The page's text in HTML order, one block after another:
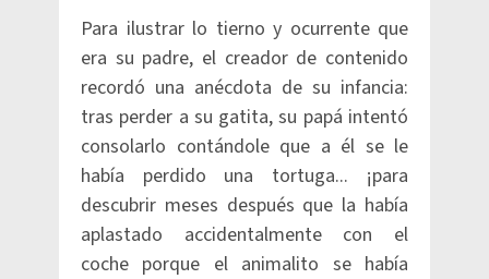
Para ilustrar lo tierno y ocurrente que
era su padre, el creador de contenido
recordó una anécdota de su infancia:
tras perder a su gatita, su papá intentó
consolarlo contándole que a él se le
había perdido una tortuga... ¡para
descubrir meses después que la había
aplastado accidentalmente con el
coche porque el animalito se había